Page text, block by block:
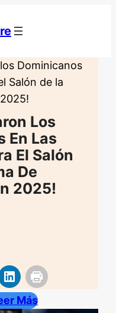
Dominicanos
Salón de la
Los
En Las
El Salón
De
2025!
Más